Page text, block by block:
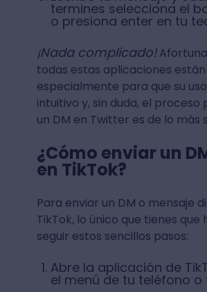
termines selecciona el
o presiona enter en tu
¡Nada complicado!
todas estas aplicaciones
especialmente para que su
intuitivo y, sin duda, el proceso
un DM en Twitter es de lo más
¿Cómo enviar un
en TikTok?
Para enviar un DM o mensaje
TikTok, lo único que tienes que
seguir estos sencillos pasos:
Abre la aplicación de
el menú de tu teléfono o